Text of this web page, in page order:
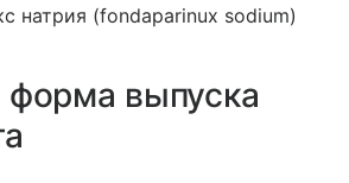
натрия (fondaparinux sodium)
форма выпуска